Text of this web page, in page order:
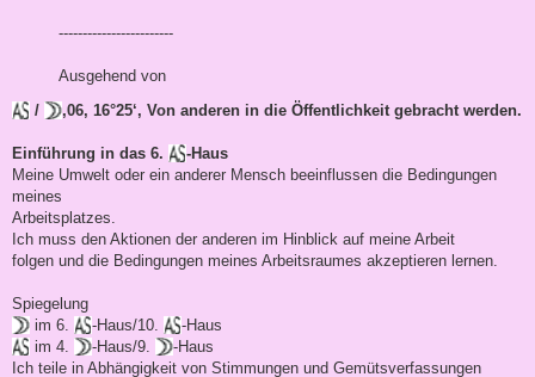
------------------------
Ausgehend von
/
,06, 16°25‘, Von anderen in die Öffentlichkeit gebracht werden.
Einführung in das 6.
-Haus
Meine Umwelt oder ein anderer Mensch beeinflussen die Bedingungen
meines
Arbeitsplatzes.
Ich muss den Aktionen der anderen im Hinblick auf meine Arbeit
folgen und die Bedingungen meines Arbeitsraumes akzeptieren lernen.
Spiegelung
im 6.
-Haus/10.
-Haus
im 4.
-Haus/9.
-Haus
Ich teile in Abhängigkeit von Stimmungen und Gemütsverfassungen